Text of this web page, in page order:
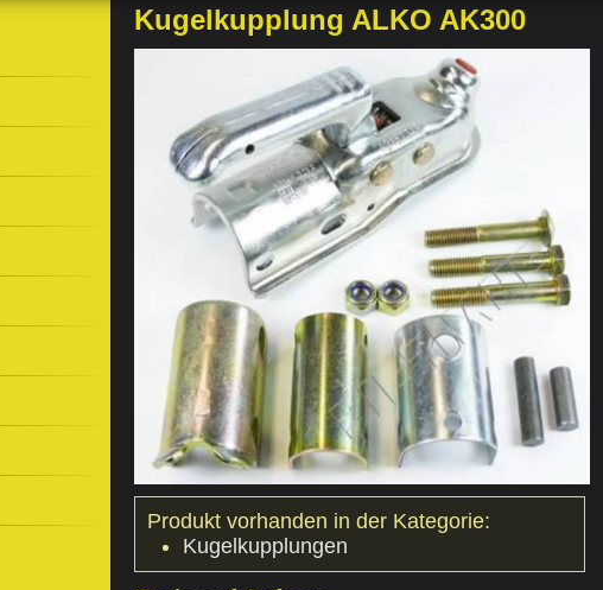
Kugelkupplung ALKO AK300
Produkt vorhanden in der Kategorie:
Kugelkupplungen